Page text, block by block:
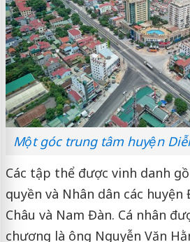
Một góc trung tâm huyện
Các tập thể được vinh danh
quyền và Nhân dân các
Châu và Nam Đàn. Cá nhân
chương là ông Nguyễn Văn